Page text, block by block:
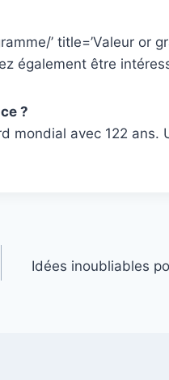
’ title=’Valeur or
également être
?
mondial avec 122 ans.
Idées inoubliables